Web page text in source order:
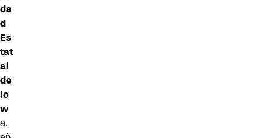
da
d
Es
tat
al
de
Io
w
a,